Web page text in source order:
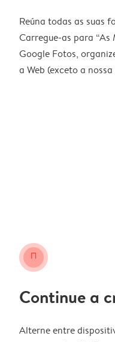
Reúna todas as suas
Carregue-as para
Google Fotos,
a Web (exceto a
smartphone
Continue a
Alterne entre